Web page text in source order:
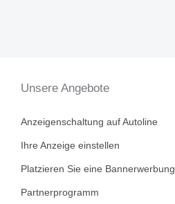
Unsere Angebote
Anzeigenschaltung auf Autoline
Ihre Anzeige einstellen
Platzieren Sie eine Bannerwerbung
Partnerprogramm